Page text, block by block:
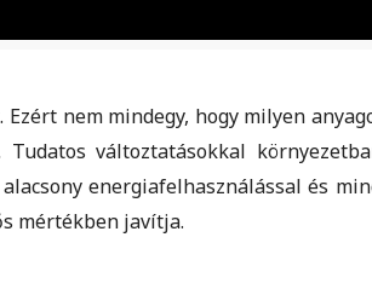
nem mindegy, hogy milyen
változtatásokkal
energiafelhasználással és
mértékben javítja.